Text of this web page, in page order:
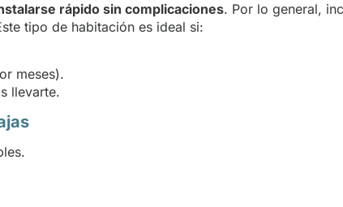
rápido sin complicaciones. Por lo general,
tipo de habitación es ideal si:
meses).
llevarte.